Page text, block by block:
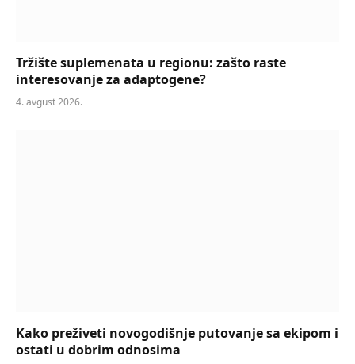
Tržište suplemenata u regionu: zašto raste
interesovanje za adaptogene?
4. avgust 2026.
Kako preživeti novogodišnje putovanje sa ekipom i
ostati u dobrim odnosima